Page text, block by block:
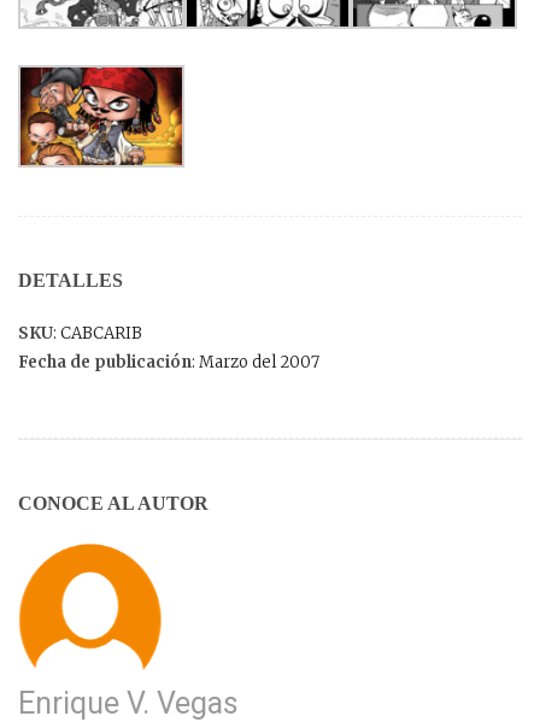
DETALLES
SKU: CABCARIB
Fecha de publicación: Marzo del 2007
CONOCE AL AUTOR
Enrique V. Vegas